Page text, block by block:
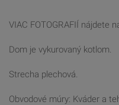
VIAC FOTOGRAFIÍ nájdete
Dom je vykurovaný kotlom.
Strecha plechová.
Obvodové múry: Kváder a